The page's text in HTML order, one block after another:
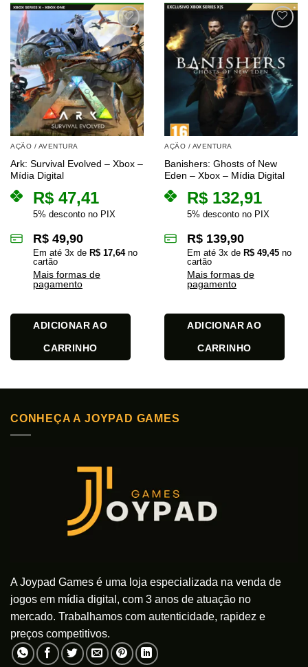
AÇÃO / AVENTURA
Ark: Survival Evolved – Xbox –
Mídia Digital
R$ 47,41
5% desconto no PIX
R$ 49,90
Em até 3x de R$ 17,64no
cartão
Mais formas de
pagamento
ADICIONAR AO
CARRINHO
AÇÃO / AVENTURA
Banishers: Ghosts of New
Eden – Xbox – Mídia Digital
R$ 132,91
5% desconto no PIX
R$ 139,90
Em até 3x de R$ 49,45 no
cartão
Mais formas de
pagamento
ADICIONAR AO
CARRINHO
CONHEÇA A JOYPAD GAMES
A Joypad Games é uma loja especializada na venda de
jogos em mídia digital, com 3 anos de atuação no
mercado. Trabalhamos com autenticidade, rapidez e
preços competitivos.